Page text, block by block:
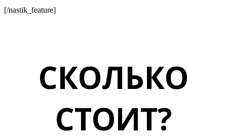
[/nastik_feature]
СКОЛЬКО
СТОИТ?